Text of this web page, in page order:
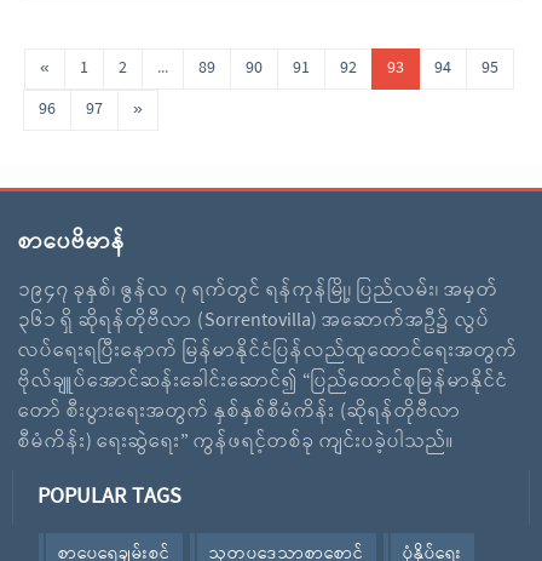
« 1 2 ... 89 90 91 92 93 94
95
96
97 »
စာပေဗိမာန်
၁၉၄၇ ခုနှစ်၊ ဇွန်လ ၇ ရက်တွင် ရန်ကုန်မြို့၊ ပြည်လမ်း၊ အမှတ်
၃၆၁ ရှိ ဆိုရန်တိုဗီလာ (Sorrentovilla) အဆောက်အဦ၌ လွပ်
လပ်ရေးရပြီးနောက် မြန်မာနိုင်ငံပြန်လည်ထူထောင်ရေးအတွက်
ဗိုလ်ချူပ်အောင်ဆန်းခေါင်းဆောင်၍ “ပြည်ထောင်စုမြန်မာနိုင်ငံ
တော် စီးပွားရေးအတွက် နှစ်နှစ်စီမံကိန်း (ဆိုရန်တိုဗီလာ
စီမံကိန်း) ရေးဆွဲရေး” ကွန်ဖရင့်တစ်ခု ကျင်းပခဲ့ပါသည်။
POPULAR TAGS
စာပေရေချမ်းစင် သုတပဒေသာစာစောင်
ပုံနှိပ်ရေး